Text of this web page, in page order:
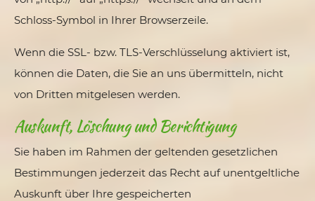
Schloss-Symbol in Ihrer Browserzeile.
Wenn die SSL- bzw. TLS-Verschlüsselung aktiviert ist,
können die Daten, die Sie an uns übermitteln, nicht
von Dritten mitgelesen werden.
Auskunft, Löschung und Berichtigung
Sie haben im Rahmen der geltenden gesetzlichen
Bestimmungen jederzeit das Recht auf unentgeltliche
Auskunft über Ihre gespeicherten